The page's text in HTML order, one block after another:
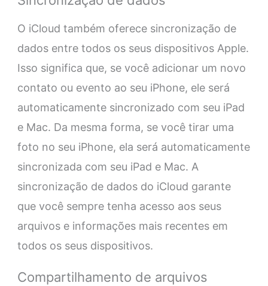
O iCloud também oferece sincronização de
dados entre todos os seus dispositivos Apple.
Isso significa que, se você adicionar um novo
contato ou evento ao seu iPhone, ele será
automaticamente sincronizado com seu iPad
e Mac. Da mesma forma, se você tirar uma
foto no seu iPhone, ela será automaticamente
sincronizada com seu iPad e Mac. A
sincronização de dados do iCloud garante
que você sempre tenha acesso aos seus
arquivos e informações mais recentes em
todos os seus dispositivos.
Compartilhamento de arquivos